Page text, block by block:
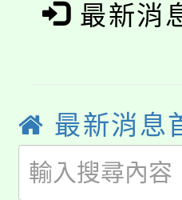
徵才活動
YOUNG
開!
田徑場及
桃園市低
視費優惠
大園自
最新消
最新消息